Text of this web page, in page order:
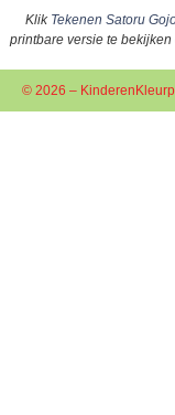
Klik Tekenen Satoru
printbare versie te
© 2026 –